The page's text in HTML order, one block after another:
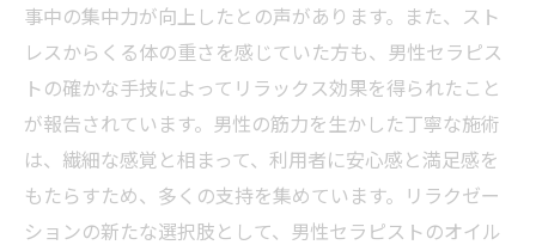
事中の集中力が向上したとの声があります。また、スト
レスからくる体の重さを感じていた方も、男性セラピス
トの確かな手技によってリラックス効果を得られたこと
が報告されています。男性の筋力を生かした丁寧な施術
は、繊細な感覚と相まって、利用者に安心感と満足感を
もたらすため、多くの支持を集めています。リラクゼー
ションの新たな選択肢として、男性セラピストのオイル